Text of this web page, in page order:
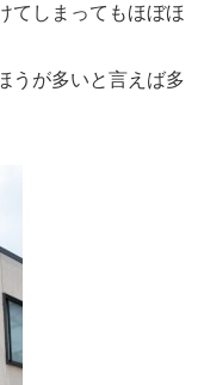
てしまってもほぼほ
うが多いと言えば多